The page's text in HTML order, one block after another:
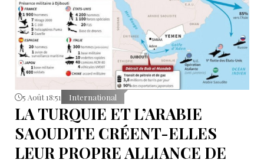
5 Août 18:51 International
LA TURQUIE ET L’ARABIE
SAOUDITE CRÉENT-ELLES
LEUR PROPRE ALLIANCE DE